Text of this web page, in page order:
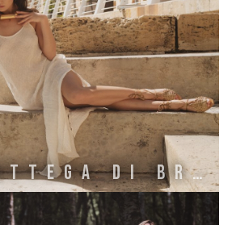
La Bottega di Brunella